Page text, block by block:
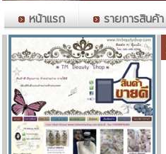
หน้าแรก รายการสินค้า